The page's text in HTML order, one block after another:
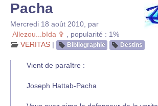
Pacha
Mercredi 18 août 2010 par
Allezou...bIda ✞
popularité : 1%
VERITAS | Bibliographie Destins
Vient de paraître :
Joseph Hattab-Pacha